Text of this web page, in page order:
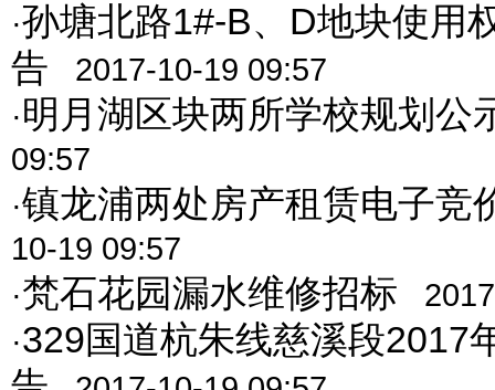
·孙塘北路1#-B、D地块使用
告
2017-10-19 09:57
·明月湖区块两所学校规划公
09:57
·镇龙浦两处房产租赁电子竞
10-19 09:57
·梵石花园漏水维修招标
·329国道杭朱线慈溪段2017